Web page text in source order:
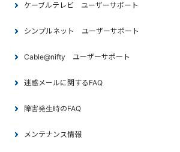
ケーブルテレビ ユーザーサポート
シンプルネット ユーザーサポート
Cable@nifty ユーザーサポート
迷惑メールに関するFAQ
障害発生時のFAQ
メンテナンス情報